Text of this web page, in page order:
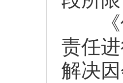
《修
责任
解决